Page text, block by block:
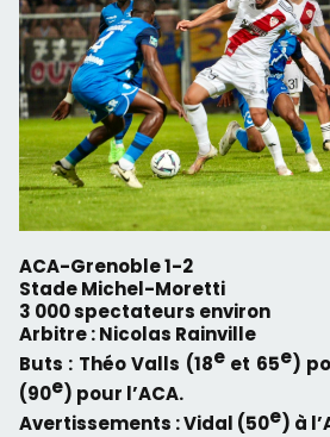
ACA-Grenoble 1-2
Stade Michel-Moretti
3 000 spectateurs environ
Arbitre : Nicolas Rainville
Buts : Théo Valls (18eet 65e)
(90e) pour l’ACA.
Avertissements : Vidal (50e) à